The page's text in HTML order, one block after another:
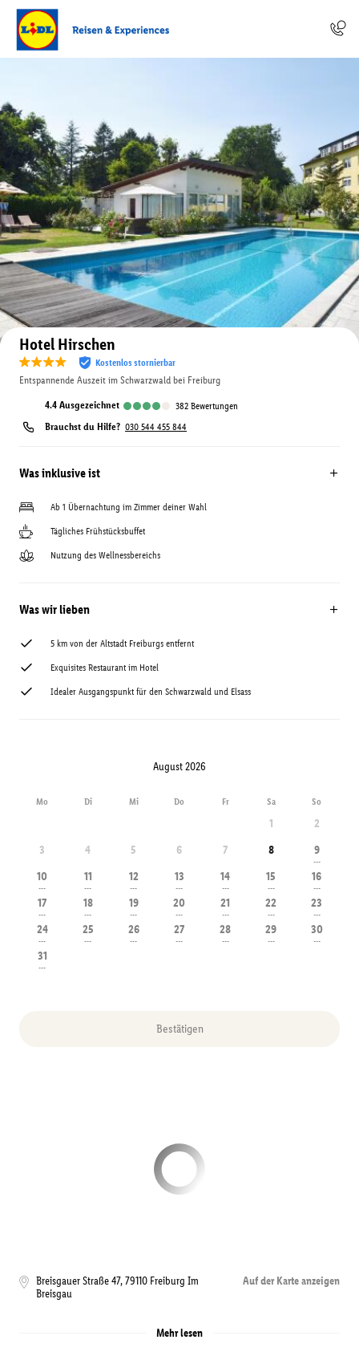
Auf der Karte anzeigen
Hotel Hirschen
Kostenlos stornierbar
Entspannende Auszeit im Schwarzwald bei Freiburg
4.4 ausgezeichnet 382 Bewertungen
Brauchst du Hilfe? 030 544 455 844
Was inklusive ist
Ab 1 Übernachtung im Zimmer deiner Wahl
Tägliches Frühstücksbuffet
Nutzung des Wellnessbereichs
Was wir lieben
5 km von der Altstadt Freiburgs entfernt
Exquisites Restaurant im Hotel
Idealer Ausgangspunkt für den Schwarzwald und Elsass
August 2026
Mo Di Mi Do Fr Sa So
1
2
3
4 5 6 7 8 9
---
10
---
11
---
12
---
13
---
14
---
15
---
16
---
17
---
18
---
19
---
20
---
21
---
22
---
23
---
24
---
25
---
26
---
27
---
28
---
29
---
30
---
31
---
Bestätigen
Breisgauer Straße 47,79110 Freiburg Im
Breisgau
Auf der Karte anzeigen
Mehr lesen